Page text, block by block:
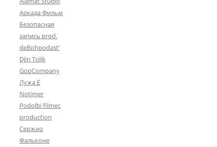
Аркада Фильм
Безопасная
запись prod.
deBohpodast’
Djin Tolik
GopCompany
Лужа Ё
Notimer
Podolbi filmec
production
Сержио
Фальконе